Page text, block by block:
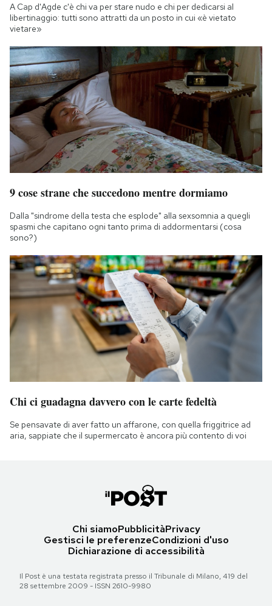
A Cap d'Agde c'è chi va per stare nudo e chi per dedicarsi al
libertinaggio: tutti sono attratti da un posto in cui «è vietato
vietare»
9 cose strane che succedono mentre dormiamo
Dalla "sindrome della testa che esplode" alla sexsomnia a quegli
spasmi che capitano ogni tanto prima di addormentarsi (cosa
sono?)
Chi ci guadagna davvero con le carte fedeltà
Se pensavate di aver fatto un affarone, con quella friggitrice ad
aria, sappiate che il supermercato è ancora più contento di voi
Chi siamoPubblicitàPrivacy
Gestisci le preferenzeCondizioni d'uso
Dichiarazione di accessibilità
Il Post è una testata registrata presso il Tribunale di Milano, 419 del
28 settembre 2009 - ISSN 2610-9980